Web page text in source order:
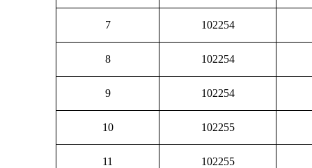
7 102254
8 102254
9 102254
10 102255
11 102255